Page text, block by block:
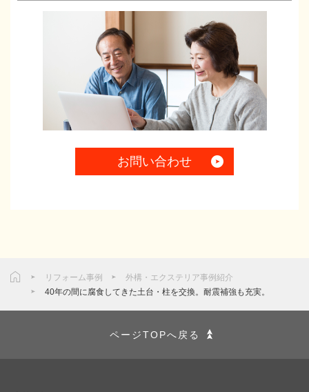
お問い合わせ
リフォーム事例
外構・エクステリア事例紹介
40年の間に腐食してきた土台・柱を交換。耐震補強も充実。
ページTOPへ戻る